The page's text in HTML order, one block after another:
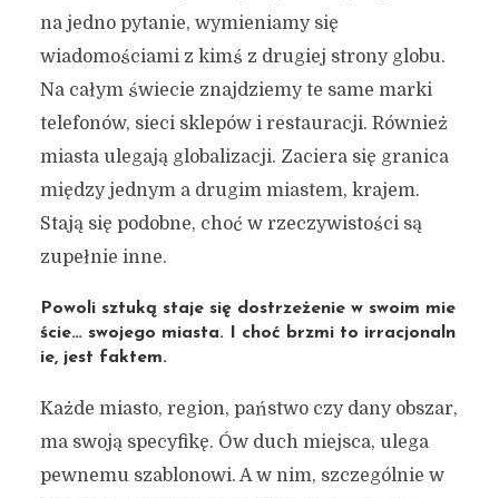
na jedno pytanie, wymieniamy się
wiadomościami z kimś z drugiej strony globu.
Na całym świecie znajdziemy te same marki
telefonów, sieci sklepów i restauracji. Również
miasta ulegają globalizacji. Zaciera się granica
między jednym a drugim miastem, krajem.
Stają się podobne, choć w rzeczywistości są
zupełnie inne.
Powoli sztuką staje się dostrzeżenie w swoim mie
ście… swojego miasta. I choć brzmi to irracjonaln
ie, jest faktem.
Każde miasto, region, państwo czy dany obszar,
ma swoją specyfikę. Ów duch miejsca, ulega
pewnemu szablonowi. A w nim, szczególnie w